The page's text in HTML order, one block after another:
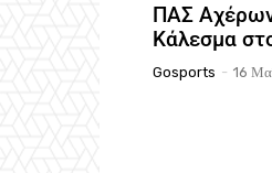
ΠΑΣ
Κάλεσμα
Gosports - 16